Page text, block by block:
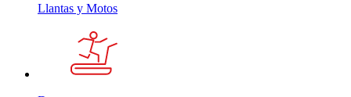
Llantas y Motos